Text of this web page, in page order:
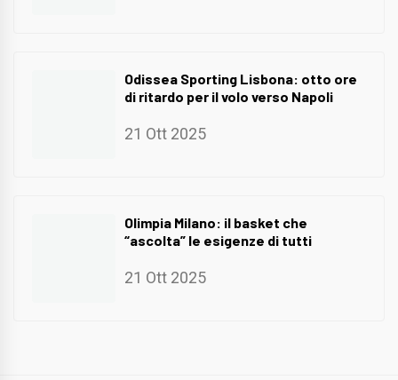
Odissea Sporting Lisbona: otto ore
di ritardo per il volo verso Napoli
21 Ott 2025
Olimpia Milano: il basket che
“ascolta” le esigenze di tutti
21 Ott 2025